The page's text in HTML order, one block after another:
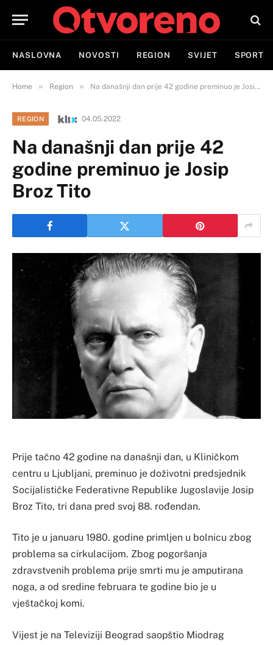
NASLOVNA NOVOSTI REGION SVIJET SPORT
Home » Region » Na današnji dan prije 42 godine preminuo je Josip Broz Tito
REGION 04.05.2022
Na današnji dan prije 42
godine preminuo je Josip
Broz Tito
Prije tačno 42 godine na današnji dan, u Kliničkom
centru u Ljubljani, preminuo je doživotni predsjednik
Socijalističke Federativne Republike Jugoslavije Josip
Broz Tito, tri dana pred svoj 88. rođendan.
Tito je u januaru 1980. godine primljen u bolnicu zbog
problema sa cirkulacijom. Zbog pogoršanja
zdravstvenih problema prije smrti mu je amputirana
noga, a od sredine februara te godine bio je u
vještačkoj komi.
Vijest je na Televiziji Beograd saopštio Miodrag